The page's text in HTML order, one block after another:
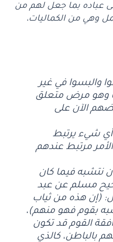
عباده بما جعل لهم من
وهي من الكماليات،
والبسوا في غير
وهو مرض متعلق
الآن على
أي شيء يرتبط
مرتبط عندهم
نتشبه فيما كان
مسلم عن عبد
(إن هذه من ثياب
بقوم فهو منهم)،
القوم قد تكون
بالباطن، كالذي